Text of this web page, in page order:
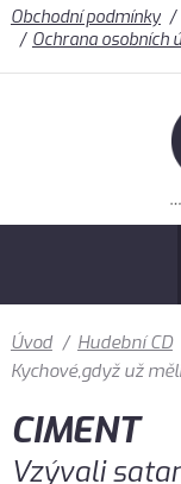
Obchodní podmínky
Ochrana osobních
Úvod / Hudební CD
Kychové,gdyž už
CIMENT
Vzývali